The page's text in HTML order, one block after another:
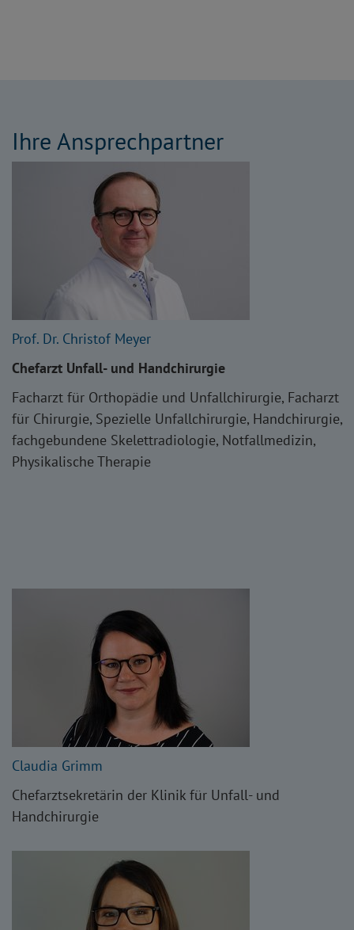
Ihre Ansprechpartner
Prof. Dr. Christof Meyer
Chefarzt Unfall- und Handchirurgie
Facharzt für Orthopädie und Unfallchirurgie, Facharzt
für Chirurgie, Spezielle Unfallchirurgie, Handchirurgie,
fachgebundene Skelettradiologie, Notfallmedizin,
Physikalische Therapie
Claudia Grimm
Chefarztsekretärin der Klinik für Unfall- und
Handchirurgie